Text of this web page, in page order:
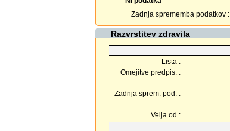
Zadnja sprememba podatkov :
Razvrstitev zdravila
Lista :
Omejitve predpis. :
Zadnja sprem. pod. :
Velja od :